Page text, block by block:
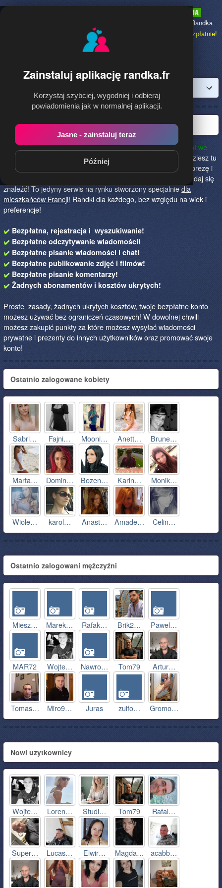
Zainstaluj aplikację randka.fr
Korzystaj szybciej, wygodniej i odbieraj
powiadomienia jak w normalnej aplikacji.
Jasne - zainstaluj teraz
Później
to najpopularniejsza Randka
dla Polaków w Francji,
dołącz bezpłatnie!
Najlepsza randka we Francji!
Randka.fr to najlepszy sposób na poznanie nowych przyjaciół we
Francji!
Określ czego szukasz i skończ z samotnością! Znajdziesz tu
osoby szukające miłości lub przygody, chętne na randkę, imprezę i
spotkanie na żywo! Dołącz do nas, powiedz czego szukasz i daj się
znaleźć! To jedyny serwis na rynku stworzony specjalniedla
mieszkańców Francji!Randki dla każdego, bez względu na wiek i
preferencje!
Bezpłatna, rejestracja i wyszukiwanie!
Bezpłatne odczytywanie wiadomości!
Bezpłatne pisanie wiadomości i chat!
Bezpłatne publikowanie zdjęć i filmów!
Bezpłatne pisanie komentarzy!
Żadnych abonamentów i kosztów ukrytych!
Proste zasady, żadnych ukrytych kosztów, twoje bezpłatne konto
możesz używać bez ograniczeń czasowych! W dowolnej chwili
możesz zakupić punkty za które możesz wysyłać wiadomości
prywatne i prezenty do innych użytkowników oraz promować swoje
konto!
Ostatnio zalogowane kobiety
Sabri… Fajni… Mooni… Anett… Brune…
Marta… Domin… Bozen… Karin… Monik…
Wiole… karol… Anast… Amade… Celin…
Ostatnio zalogowani mężczyźni
Miesz… Marek… Rafak… Brik2… Pawel…
MAR72 Wojte… Nawro… Tom79 Artur…
Tomas… Miro9… Juras zuifo… Gromo…
Nowi uzytkownicy
Wojte… Loren… Studi… Tom79 Rafal…
Super… Lucas… Elwir… Magda… acabb…